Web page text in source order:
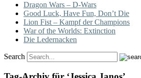
Dragon Wars – D-Wars
Good Luck, Have Fun, Don’t Die
Lion Fist – Kampf der Champions
War of the Worlds: Extinction
Die Ledernacken
Search